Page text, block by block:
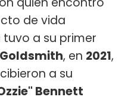
de vida
a su primer
, en 2021,
a su
Bennett